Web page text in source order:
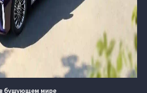
бушующем мире